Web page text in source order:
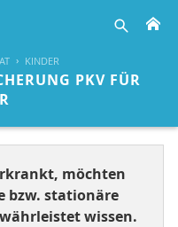
KINDER
PKV FÜR
möchten
bzw. stationäre
wissen.